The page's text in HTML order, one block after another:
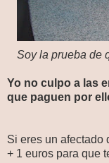
Soy la prueba de
Yo no culpo a las
que paguen por
Si eres un afectado
+ 1 euros para que